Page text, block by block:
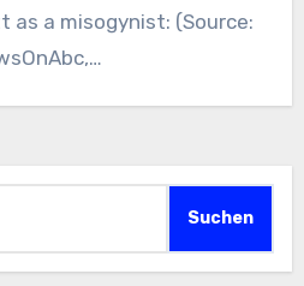
as a misogynist: (Source: